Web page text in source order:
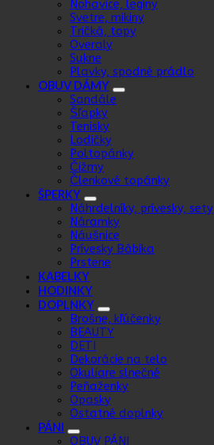
Nohavice, legíny
Svetre, mikiny
Tričká, topy
Overaly
Sukne
Plavky, spodné prádlo
OBUV DÁMY
Sandále
Šľapky
Tenisky
Lodičky
Poltopánky
Čižmy
Členkové topánky
ŠPERKY
Náhrdelníky, prívesky, sety
Náramky
Náušnice
Prívesky Bábika
Prstene
KABELKY
HODINKY
DOPLNKY
Brošne, kľúčenky
BEAUTY
DETI
Dekorácie na telo
Okuliare slnečné
Peňaženky
Opasky
Ostatné doplnky
PÁNI
OBUV PÁNI